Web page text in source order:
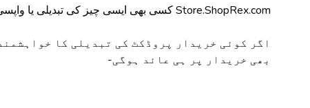
Store.ShopRex.com کسی بھی ایسی چیز کی تبدیلی یا واپسی کا ذمہ دار نہیں ہوگا جو کہ ٹوٹ پھوٹ٬ استعمال شدہ یا کسی خرابی کا شکار ہو-
اگر کوئی خریدار پروڈکٹ کی تبدیلی کا
بھی خریدار پر ہی عائد ہوگی-